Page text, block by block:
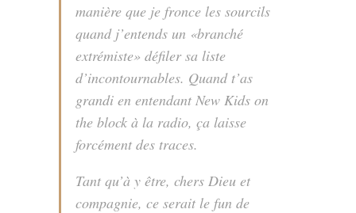
manière que je fronce les sourcils
quand j’entends un «branché
extrémiste» défiler sa liste
d’incontournables. Quand t’as
grandi en entendant New Kids on
the block à la radio, ça laisse
forcément des traces.
Tant qu’à y être, chers Dieu et
compagnie, ce serait le fun de